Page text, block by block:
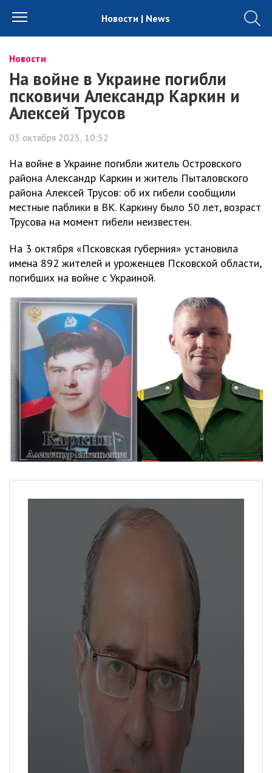
Новости | News
Новости
На войне в Украине погибли
псковичи Александр Каркин и
Алексей Трусов
03 октября 2025, 10:52
На войне в Украине погибли житель Островского
района Александр Каркин и житель Пыталовского
района Алексей Трусов: об их гибели сообщили
местные паблики в ВК. Каркину было 50 лет, возраст
Трусова на момент гибели неизвестен.
На 3 октября «Псковская губерния» установила
имена 892 жителей и уроженцев Псковской области,
погибших на войне с Украиной.